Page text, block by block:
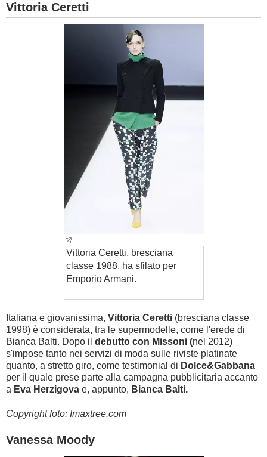
Vittoria Ceretti
Vittoria Ceretti, bresciana
classe 1988, ha sfilato per
Emporio Armani.
Italiana e giovanissima, Vittoria Ceretti (bresciana classe
1998) è considerata, tra le supermodelle, come l'erede di
Bianca Balti. Dopo il debutto con Missoni (nel 2012)
s'impose tanto nei servizi di moda sulle riviste platinate
quanto, a stretto giro, come testimonial di Dolce&Gabbana
per il quale prese parte alla campagna pubblicitaria accanto
a Eva Herzigova e, appunto, Bianca Balti.
Copyright foto: Imaxtree.com
Vanessa Moody